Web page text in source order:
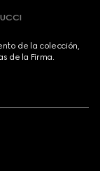
de la colección,
de la Firma.